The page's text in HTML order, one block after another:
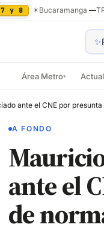
7 y 8 ☀Bucaramanga —
✨
Área Metro▾
A FONDO
ante el
de